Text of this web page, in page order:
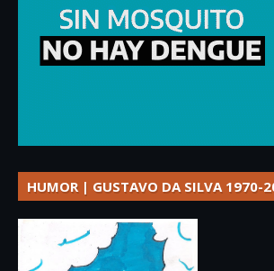
HUMOR | GUSTAVO DA SILVA 1970-